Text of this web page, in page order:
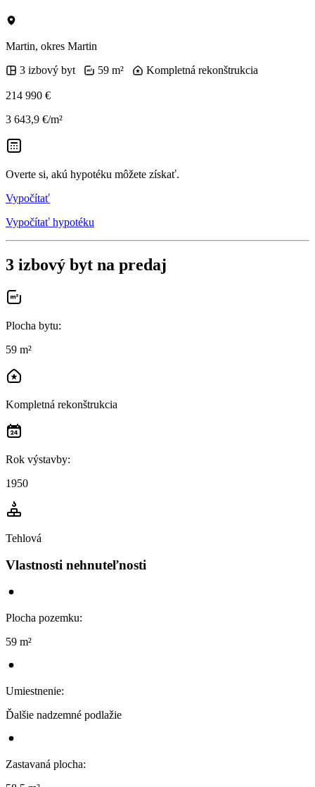
Martin, okres Martin
3 izbový byt
59 m² Kompletná rekonštrukcia
214 990 €
3 643,9 €/m²
Overte si, akú hypotéku môžete získať.
Vypočítať
Vypočítať hypotéku
3 izbový byt na predaj
Plocha bytu:
59 m²
Kompletná rekonštrukcia
Rok výstavby:
1950
Tehlová
Vlastnosti nehnuteľnosti
Plocha pozemku:
59 m²
Umiestnenie:
Ďalšie nadzemné podlažie
Zastavaná plocha: